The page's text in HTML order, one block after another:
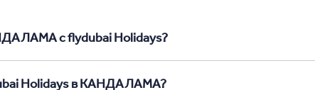
с flydubai Holidays?
Holidays в КАНДАЛАМА?